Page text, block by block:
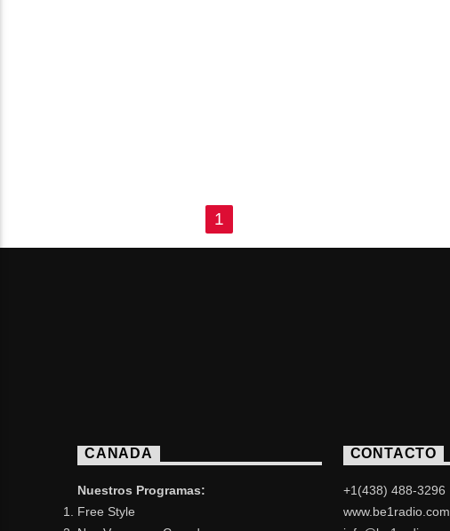
1
CANADA
Nuestros Programas:
Free Style
CONTACTO
+1(438) 488-3296
www.be1radio.com